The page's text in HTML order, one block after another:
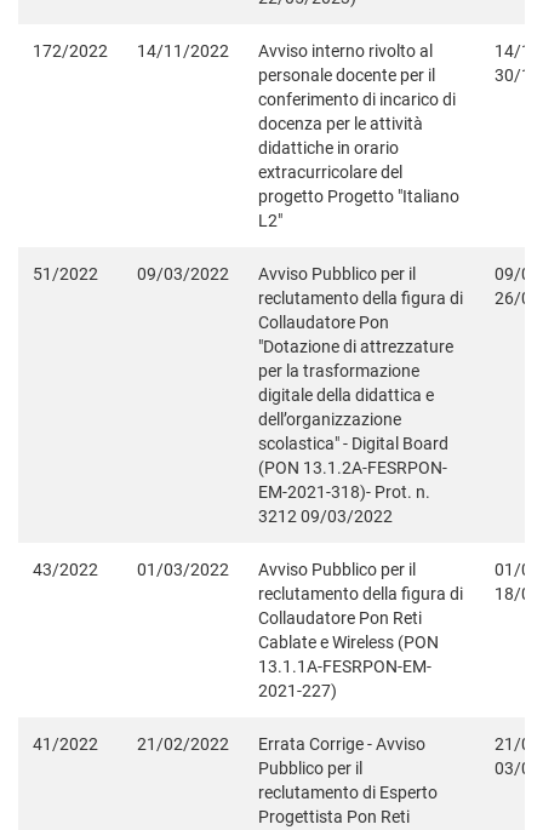
172/2022 14/11/2022
Avviso interno rivolto al
personale docente per il
conferimento di incarico di
docenza per le attività
didattiche in orario
extracurricolare del
progetto Progetto "Italiano
L2"
14/
30/
51/2022 09/03/2022
Avviso Pubblico per il
reclutamento della figura di
Collaudatore Pon
"Dotazione di attrezzature
per la trasformazione
digitale della didattica e
dell’organizzazione
scolastica" - Digital Board
(PON 13.1.2A-FESRPON-
EM-2021-318)- Prot. n.
3212 09/03/2022
09/
26/
43/2022 01/03/2022
Avviso Pubblico per il
reclutamento della figura di
Collaudatore Pon Reti
Cablate e Wireless (PON
13.1.1A-FESRPON-EM-
2021-227)
01/
18/
41/2022 21/02/2022
Errata Corrige - Avviso
Pubblico per il
reclutamento di Esperto
Progettista Pon Reti
21/
03/